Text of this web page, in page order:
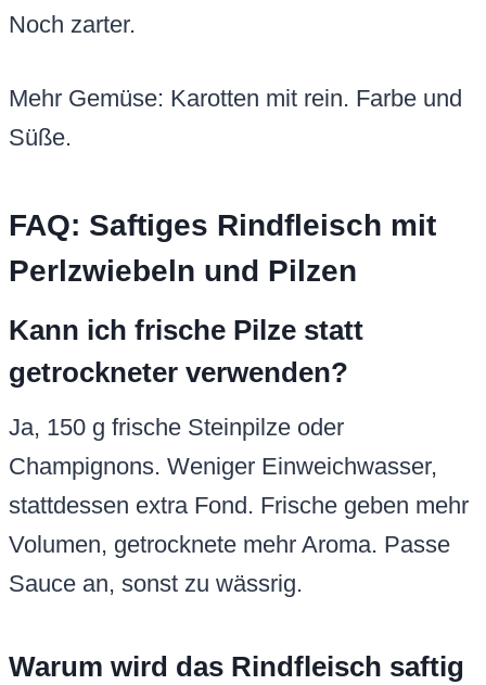
Noch zarter.
Mehr Gemüse: Karotten mit rein. Farbe und
Süße.
FAQ: Saftiges Rindfleisch mit
Perlzwiebeln und Pilzen
Kann ich frische Pilze statt
getrockneter verwenden?
Ja, 150 g frische Steinpilze oder
Champignons. Weniger Einweichwasser,
stattdessen extra Fond. Frische geben mehr
Volumen, getrocknete mehr Aroma. Passe
Sauce an, sonst zu wässrig.
Warum wird das Rindfleisch saftig